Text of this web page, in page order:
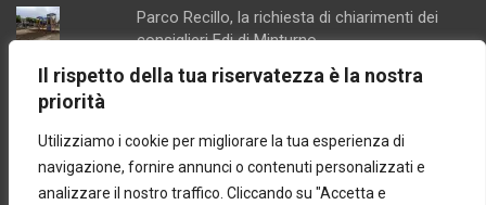
Il rispetto della tua riservatezza è la nostra
priorità
Utilizziamo i cookie per migliorare la tua esperienza di
navigazione, fornire annunci o contenuti personalizzati e
analizzare il nostro traffico. Cliccando su "Accetta e
Parco Recillo, la richiesta di chiarimenti dei
consiglieri Fdi di Minturno
Lesioni aggravate ed associazione per lo
Scarichi, porto e delocalizzazione della
piscicoltura, proposte della coalizione
progressista di Formia